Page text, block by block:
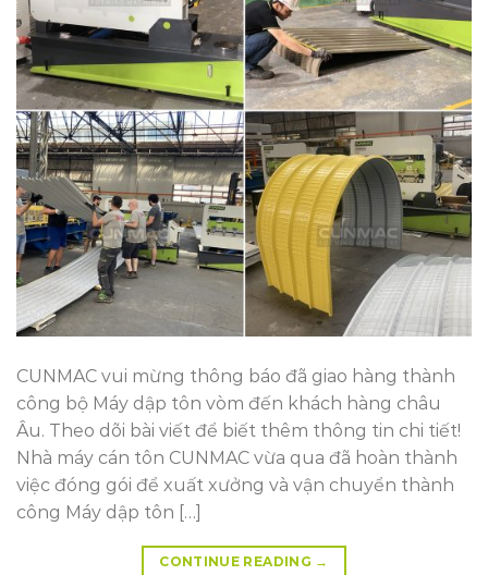
CUNMAC vui mừng thông báo đã giao hàng thành
công bộ Máy dập tôn vòm đến khách hàng châu
Âu. Theo dõi bài viết để biết thêm thông tin chi tiết!
Nhà máy cán tôn CUNMAC vừa qua đã hoàn thành
việc đóng gói để xuất xưởng và vận chuyển thành
công Máy dập tôn […]
CONTINUE READING →